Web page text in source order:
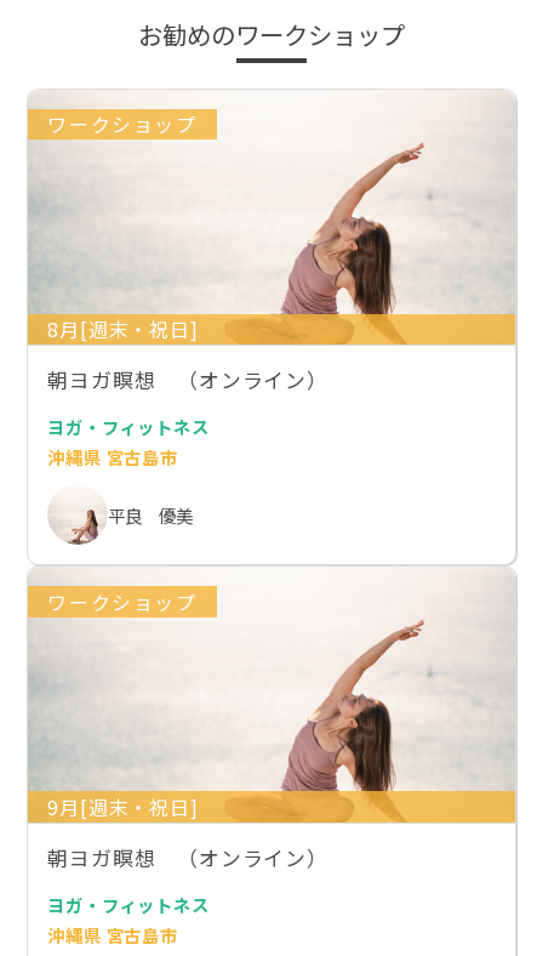
お勧めのワークショップ
ワークショップ
8月[週末・祝日]
朝ヨガ瞑想 （オンライン）
ヨガ・フィットネス
沖縄県 宮古島市
平良 優美
ワークショップ
9月[週末・祝日]
朝ヨガ瞑想 （オンライン）
ヨガ・フィットネス
沖縄県 宮古島市